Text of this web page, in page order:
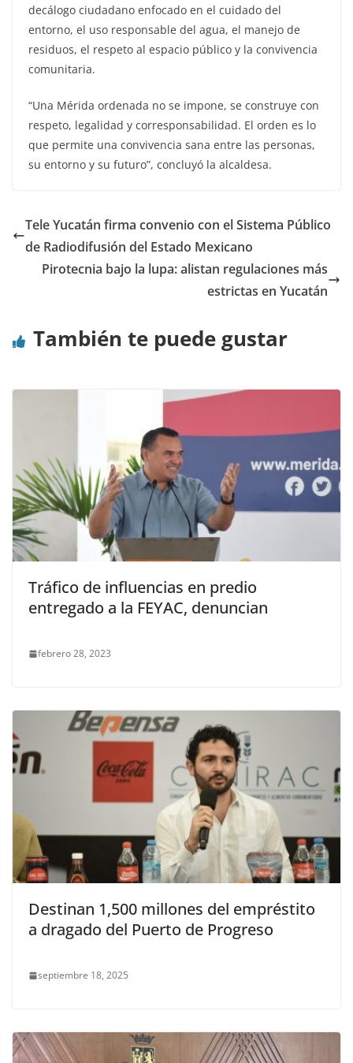
decálogo ciudadano enfocado en el cuidado del
entorno, el uso responsable del agua, el manejo de
residuos, el respeto al espacio público y la convivencia
comunitaria.
“Una Mérida ordenada no se impone, se construye con
respeto, legalidad y corresponsabilidad. El orden es lo
que permite una convivencia sana entre las personas,
su entorno y su futuro”, concluyó la alcaldesa.
Tele Yucatán firma convenio con el Sistema Público
de Radiodifusión del Estado Mexicano
Pirotecnia bajo la lupa: alistan regulaciones más
estrictas en Yucatán
También te puede gustar
Tráfico de influencias en predio
entregado a la FEYAC, denuncian
febrero 28, 2023
Destinan 1,500 millones del empréstito
a dragado del Puerto de Progreso
septiembre 18, 2025